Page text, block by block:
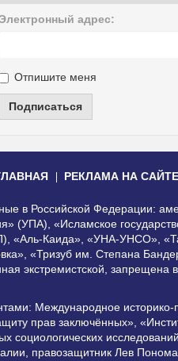
адрес:
Отпишите меня
Подписаться
РЕКЛАМА НА САЙТЕ
в Российской Федерации:
(УПА), «Исламское
«Аль-Каида», «УНА-УНСО»,
«Тризуб им. Степана
экстремистской,
Международное историко-
прав заключённых»,
социологических
правозащитник Лев